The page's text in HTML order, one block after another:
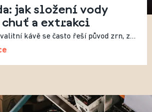
jak složení vody
a extrakci
Při debatách o kvalitní kávě se často řeší původ zrn, způsob pražení nebo recept. Méně často se mluví o vodě, přestože právě ta tvoří více než 98 % výsledného nápoje. Složení vody tak zásadně ovlivňuje výslednou chuť.